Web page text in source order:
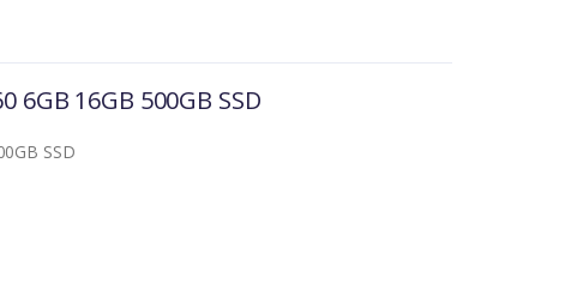
6GB 16GB 500GB SSD
SSD